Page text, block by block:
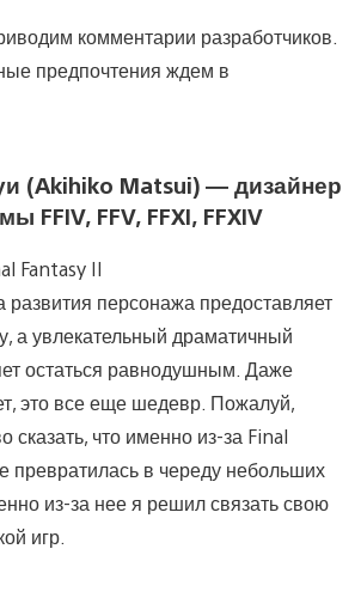
комментарии разработчиков.
предпочтения ждем в
(Akihiko Matsui) — дизайнер
FFIV, FFV, FFXI, FFXIV
Fantasy II
развития персонажа предоставляет
а увлекательный драматичный
остаться равнодушным. Даже
это все еще шедевр. Пожалуй,
сказать, что именно из-за Final
превратилась в череду небольших
из-за нее я решил связать свою
игр.